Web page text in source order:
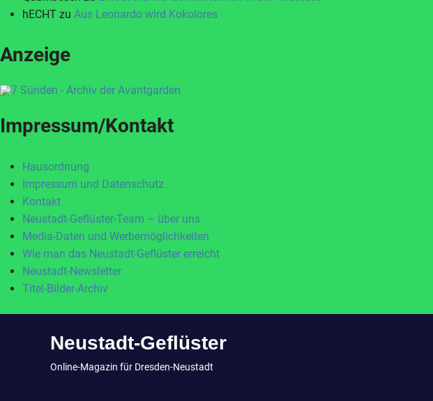
hECHT zu Aus Leonardo wird Kokolores
Anzeige
Impressum/Kontakt
Hausordnung
Impressum und Datenschutz
Kontakt
Neustadt-Geflüster-Team – über uns
Media-Daten und Werbemöglichkeiten
Wie man das Neustadt-Geflüster erreicht
Neustadt-Newsletter
Titel-Bilder-Archiv
Neustadt-Geflüster
Online-Magazin für Dresden-Neustadt